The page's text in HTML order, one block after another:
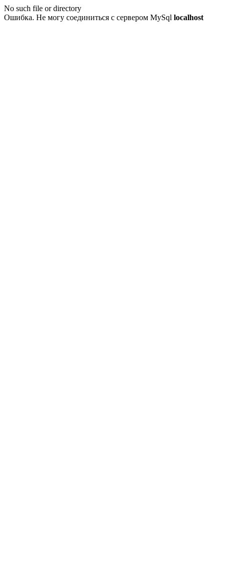
No such file or directory
Ошибка. Не могу соединиться с сервером MySql localhost